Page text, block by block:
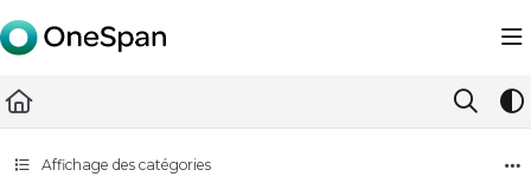
Documentation Index
Fetch the complete documentation index at: https://
Use this file to discover all available pages before exploring
Affichage des catégories